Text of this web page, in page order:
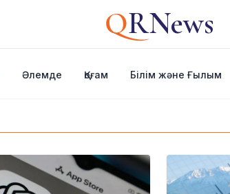
QRNews
Әлемде Қоғам Білім және Ғылым